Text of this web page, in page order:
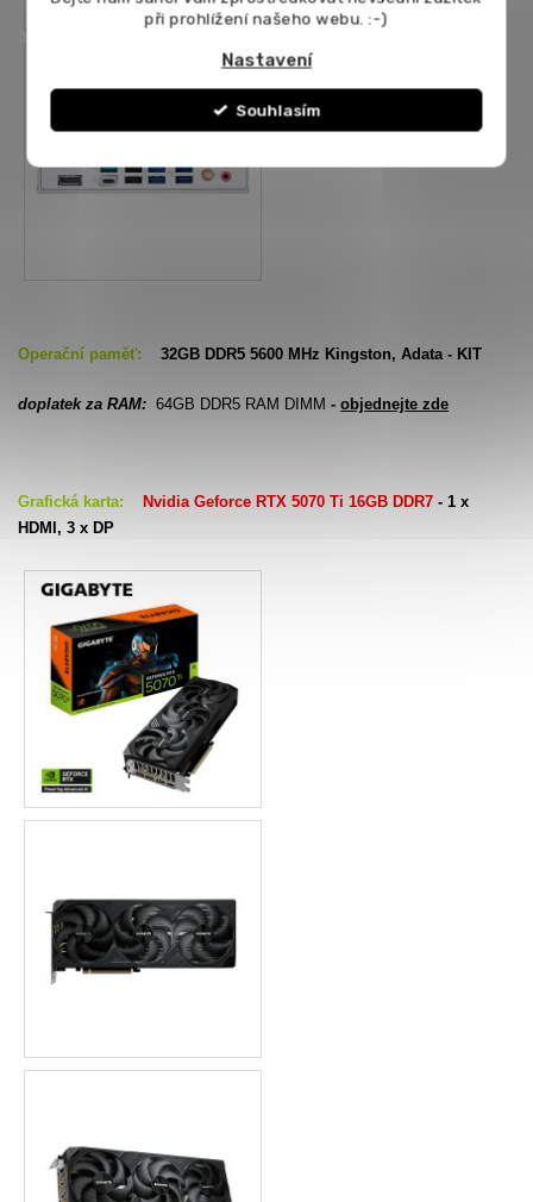
při prohlížení našeho webu. :-)
Nastavení
Souhlasím
Operační paměť: 32GB DDR5 5600 MHz Kingston, Adata - KIT
doplatek za RAM: 64GB DDR5 RAM DIMM - objednejte zde
Grafická karta: Nvidia Geforce RTX 5070 Ti 16GB DDR7 - 1 x
HDMI, 3 x DP